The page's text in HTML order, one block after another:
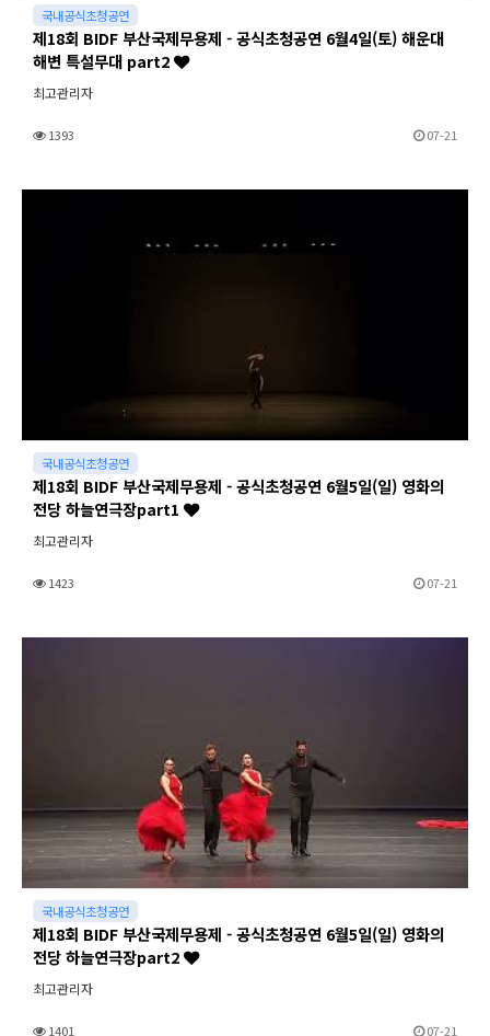
국내공식초청공연
제18회 BIDF 부산국제무용제 - 공식초청공연 6월4일(토) 해운대
해변 특설무대 part2
최고관리자
1393 07-21
국내공식초청공연
제18회 BIDF 부산국제무용제 - 공식초청공연 6월5일(일) 영화의
전당 하늘연극장part1
최고관리자
1423 07-21
국내공식초청공연
제18회 BIDF 부산국제무용제 - 공식초청공연 6월5일(일) 영화의
전당 하늘연극장part2
최고관리자
1401 07-21